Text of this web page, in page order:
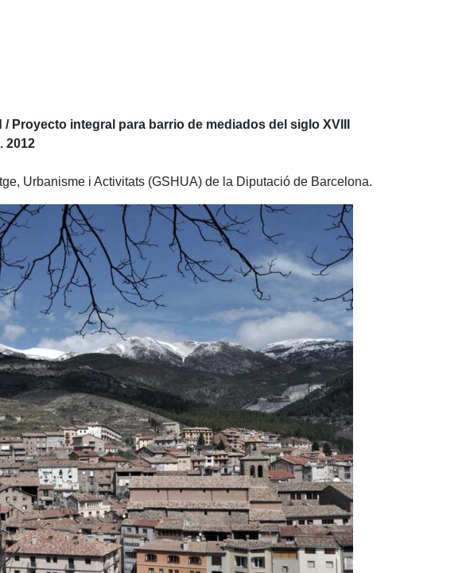
Proyecto integral para barrio de mediados del siglo XVIII
2012
Urbanisme i Activitats (GSHUA) de la Diputació de Barcelona.